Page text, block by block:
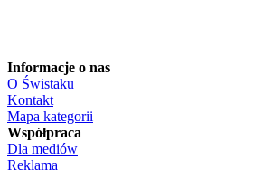
Informacje o nas
O Świstaku
Kontakt
Mapa kategorii
Współpraca
Dla mediów
Reklama